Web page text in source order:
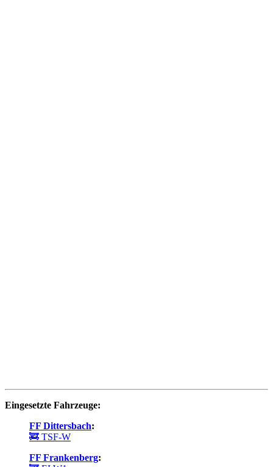
Eingesetzte Fahrzeuge:
FF Dittersbach:
🚒 TSF-W
FF Frankenberg: